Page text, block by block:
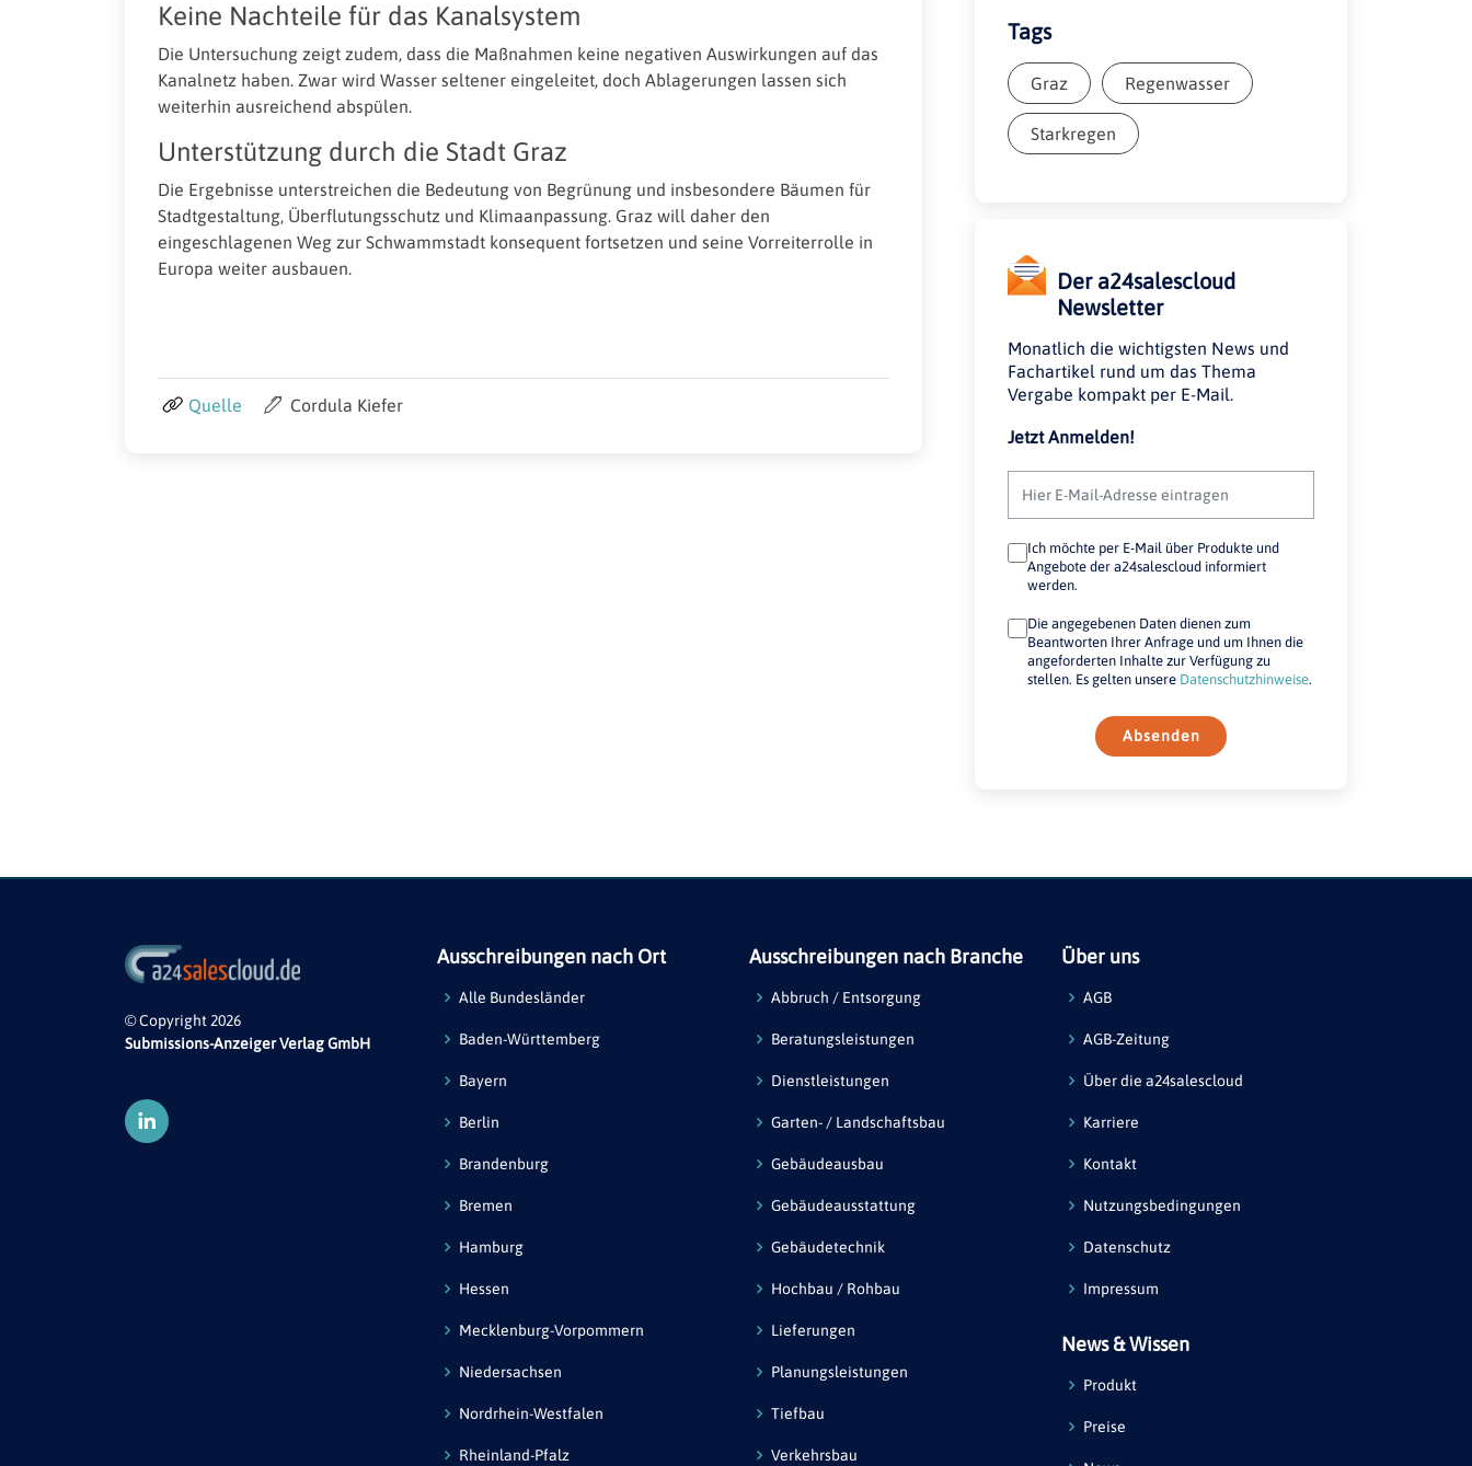
Keine Nachteile für das Kanalsystem
Die Untersuchung zeigt zudem, dass die Maßnahmen keine negativen Auswirkungen auf das
Kanalnetz haben. Zwar wird Wasser seltener eingeleitet, doch Ablagerungen lassen sich
weiterhin ausreichend abspülen.
Unterstützung durch die Stadt Graz
Die Ergebnisse unterstreichen die Bedeutung von Begrünung und insbesondere Bäumen für
Stadtgestaltung, Überflutungsschutz und Klimaanpassung. Graz will daher den
eingeschlagenen Weg zur Schwammstadt konsequent fortsetzen und seine Vorreiterrolle in
Europa weiter ausbauen.
Quelle Cordula Kiefer
Tags
Graz Regenwasser
Starkregen
Der a24salescloud
Newsletter
Monatlich die wichtigsten News und
Fachartikel rund um das Thema
Vergabe kompakt per E-Mail.
Jetzt Anmelden!
Ich möchte per E-Mail über Produkte und
Angebote der a24salescloud informiert
werden.
Die angegebenen Daten dienen zum
Beantworten Ihrer Anfrage und um Ihnen die
angeforderten Inhalte zur Verfügung zu
stellen. Es gelten unsere Datenschutzhinweise.
Absenden
© Copyright 2026
Submissions-Anzeiger Verlag GmbH
Ausschreibungen nach Ort
Alle Bundesländer
Baden-Württemberg
Bayern
Berlin
Brandenburg
Bremen
Hamburg
Hessen
Mecklenburg-Vorpommern
Niedersachsen
Nordrhein-Westfalen
Rheinland-Pfalz
Ausschreibungen nach Branche
Abbruch / Entsorgung
Beratungsleistungen
Dienstleistungen
Garten- / Landschaftsbau
Gebäudeausbau
Gebäudeausstattung
Gebäudetechnik
Hochbau / Rohbau
Lieferungen
Planungsleistungen
Tiefbau
Verkehrsbau
Über uns
AGB
AGB-Zeitung
Über die a24salescloud
Karriere
Kontakt
Nutzungsbedingungen
Datenschutz
Impressum
News & Wissen
Produkt
Preise